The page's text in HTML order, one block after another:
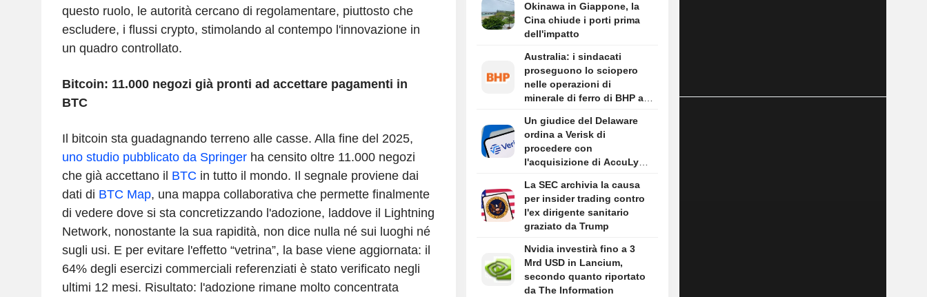
questo ruolo, le autorità cercano di regolamentare, piuttosto che
escludere, i flussi crypto, stimolando al contempo l'innovazione in
un quadro controllato.
Bitcoin: 11.000 negozi già pronti ad accettare pagamenti in
BTC
Il bitcoin sta guadagnando terreno alle casse. Alla fine del 2025,
uno studio pubblicato da Springerha censito oltre 11.000 negozi
che già accettano il BTC in tutto il mondo. Il segnale proviene dai
dati di BTC Map, una mappa collaborativa che permette finalmente
di vedere dove si sta concretizzando l'adozione, laddove il Lightning
Network, nonostante la sua rapidità, non dice nulla né sui luoghi né
sugli usi. E per evitare l'effetto “vetrina”, la base viene aggiornata: il
64% degli esercizi commerciali referenziati è stato verificato negli
ultimi 12 mesi. Risultato: l'adozione rimane molto concentrata
Okinawa in Giappone, la
Cina chiude i porti prima
dell'impatto
Australia: i sindacati
proseguono lo sciopero
nelle operazioni di
minerale di ferro di BHP a
Un giudice del Delaware
ordina a Verisk di
procedere con
l'acquisizione di AccuLynx
La SEC archivia la causa
per insider trading contro
l'ex dirigente sanitario
graziato da Trump
Nvidia investirà fino a 3
Mrd USD in Lancium,
secondo quanto riportato
da The Information